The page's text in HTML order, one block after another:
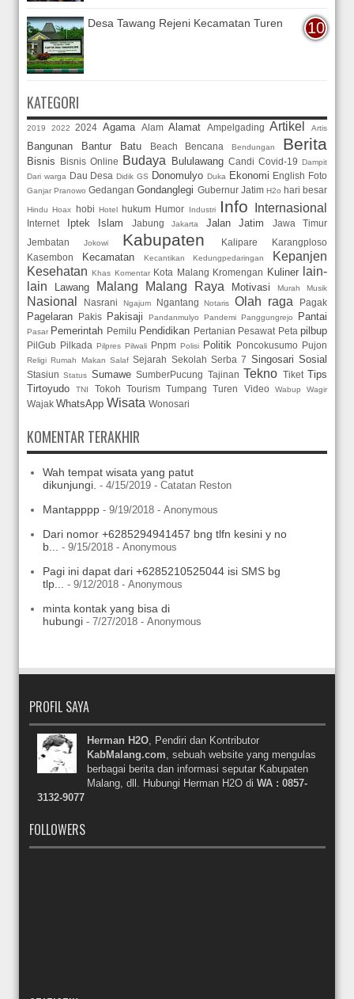
Desa Tawang Rejeni Kecamatan Turen
KATEGORI
2019 2022 2024 Agama Alam Alamat Ampelgading Artikel Artis
Bangunan Bantur Batu Beach Bencana Bendungan Berita
Bisnis Bisnis Online Budaya Bululawang Candi Covid-19 Dampit
Dari warga Dau Desa Didik GS Donomulyo Duka Ekonomi English Foto
Ganjar Pranowo Gedangan Gondanglegi Gubernur Jatim H2o hari besar
Hindu Hoax hobi Hotel hukum Humor Industri Info Internasional
Internet Iptek Islam Jabung Jakarta Jalan Jatim
Jawa Timur
Jembatan
Jokowi Kabupaten Kalipare
Karangploso
Kasembon
Kecamatan Kecantikan Kedungpedaringan
Kepanjen
Kesehatan Khas Komentar Kota Malang Kromengan Kuliner
lain-
lain
Lawang Malang Malang Raya Motivasi Murah Musik
Nasional Nasrani Ngajum Ngantang Notaris Olah raga Pagak
Pagelaran Pakis Pakisaji Pandanmulyo Pandemi Panggungrejo Pantai
Pasar Pemerintah Pemilu Pendidikan Pertanian Pesawat Peta pilbup
PilGub Pilkada Pilpres Pilwali Pnpm Polisi Politik Poncokusumo Pujon
Religi Rumah Makan Salaf Sejarah Sekolah Serba 7 Singosari Sosial
Stasiun Status Sumawe SumberPucung Tajinan Tekno Tiket Tips
Tirtoyudo
TNI Tokoh Tourism Tumpang Turen Video Wabup Wagir
Wajak WhatsApp Wisata Wonosari
KOMENTAR TERAKHIR
Wah tempat wisata yang patut
dikunjungi. - 4/15/2019 - Catatan Reston
Mantapppp - 9/19/2018 - Anonymous
Dari nomor +6285294941457 bng tlfn kesini y no
b...
- 9/15/2018 - Anonymous
Pagi ini dapat dari +6285210525044 isi SMS bg
tlp...
- 9/12/2018 - Anonymous
minta kontak yang bisa di
hubungi - 7/27/2018 - Anonymous
PROFIL SAYA
Herman H2O, Pendiri dan Kontributor
KabMalang.com, sebuah website yang mengulas
berbagai berita dan informasi seputar Kabupaten
Malang, dll. Hubungi Herman H2O di WA : 0857-
3132-9077
FOLLOWERS